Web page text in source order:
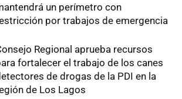
un perímetro con
por trabajos de emergencia
Regional aprueba recursos
fortalecer el trabajo de los canes
de drogas de la PDI en la
de Los Lagos